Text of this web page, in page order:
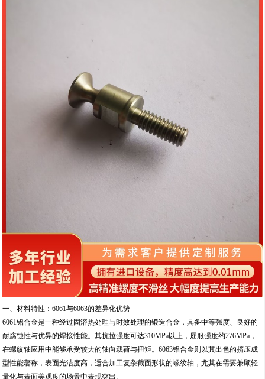
一、材料特性：6061与6063的差异化优势
6061铝合金是一种经过固溶热处理与时效处理的锻造合金，具备中等强度、良好的
耐腐蚀性与优异的焊接性能。其抗拉强度可达310MPa以上，屈服强度约276MPa，
在螺纹轴应用中能够承受较大的轴向载荷与扭矩。6063铝合金则以其出色的挤压成
型性能著称，表面光洁度高，适合加工复杂截面形状的螺纹轴，尤其在需要兼顾轻
量化与表面美观度的场景中表现突出。